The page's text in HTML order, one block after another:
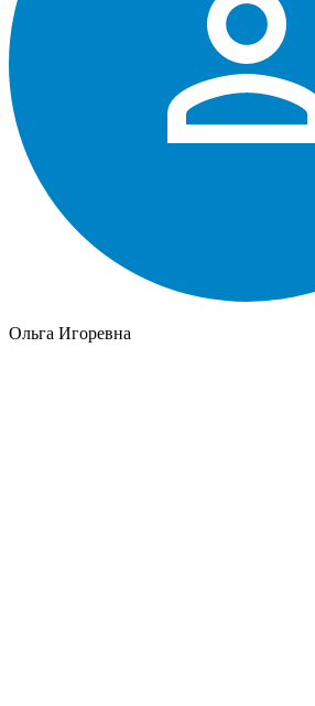
Ольга Игоревна